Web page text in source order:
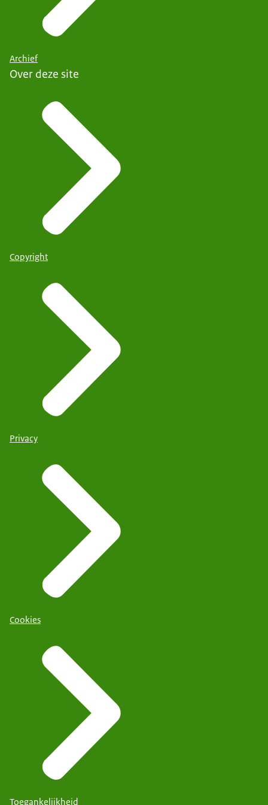
Archief
Over deze site
Copyright
Privacy
Cookies
Toegankelijkheid